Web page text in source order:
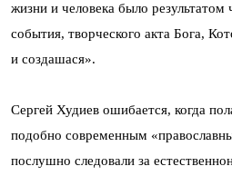
жизни и человека было результатом
события, творческого акта Бога,
и создашася».
Сергей Худиев ошибается, когда
подобно современным
послушно следовали за